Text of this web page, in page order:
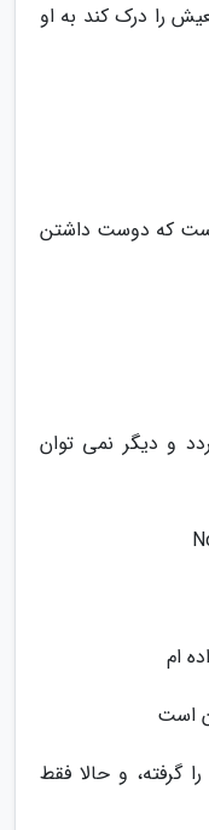
را درک کند به او
است که دوست داشتن
و دیگر نمی توان
ام
است
و حالا فقط